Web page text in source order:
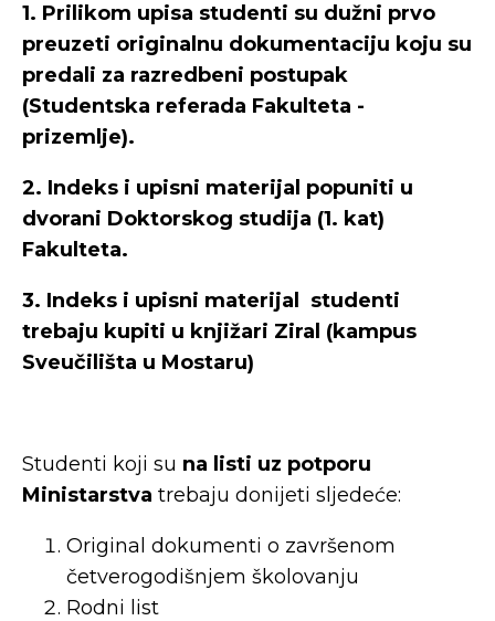
1. Prilikom upisa studenti su dužni prvo
preuzeti originalnu dokumentaciju koju su
predali za razredbeni postupak
(Studentska referada Fakulteta -
prizemlje).
2. Indeks i upisni materijal popuniti u
dvorani Doktorskog studija (1. kat)
Fakulteta.
3. Indeks i upisni materijal studenti
trebaju kupiti u knjižari Ziral (kampus
Sveučilišta u Mostaru)
Studenti koji su na listi uz potporu
Ministarstva trebaju donijeti sljedeće:
Original dokumenti o završenom
četverogodišnjem školovanju
Rodni list